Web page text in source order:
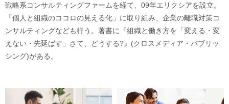
戦略系コンサルティングファームを経て、09年エリクシアを設立。
「個人と組織のココロの見える化」に取り組み、企業の離職対策コ
ンサルティングなども行う。著書に『組織と働き方を「変える・変
えない・先延ばす」さて、どうする?』(クロスメディア・パブリッ
シング)がある。